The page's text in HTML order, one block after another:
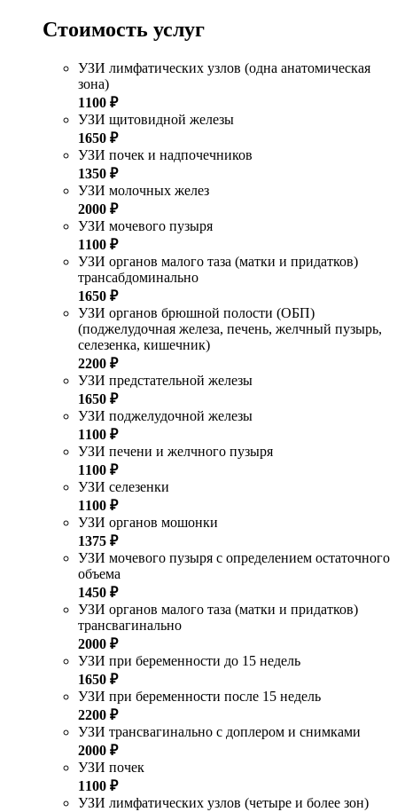
Стоимость услуг
УЗИ лимфатических узлов (одна анатомическая
зона)
1100 ₽
УЗИ щитовидной железы
1650 ₽
УЗИ почек и надпочечников
1350 ₽
УЗИ молочных желез
2000 ₽
УЗИ мочевого пузыря
1100 ₽
УЗИ органов малого таза (матки и придатков)
трансабдоминально
1650 ₽
УЗИ органов брюшной полости (ОБП)
(поджелудочная железа, печень, желчный пузырь,
селезенка, кишечник)
2200 ₽
УЗИ предстательной железы
1650 ₽
УЗИ поджелудочной железы
1100 ₽
УЗИ печени и желчного пузыря
1100 ₽
УЗИ селезенки
1100 ₽
УЗИ органов мошонки
1375 ₽
УЗИ мочевого пузыря с определением остаточного
объема
1450 ₽
УЗИ органов малого таза (матки и придатков)
трансвагинально
2000 ₽
УЗИ при беременности до 15 недель
1650 ₽
УЗИ при беременности после 15 недель
2200 ₽
УЗИ трансвагинально с доплером и снимками
2000 ₽
УЗИ почек
1100 ₽
УЗИ лимфатических узлов (четыре и более зон)